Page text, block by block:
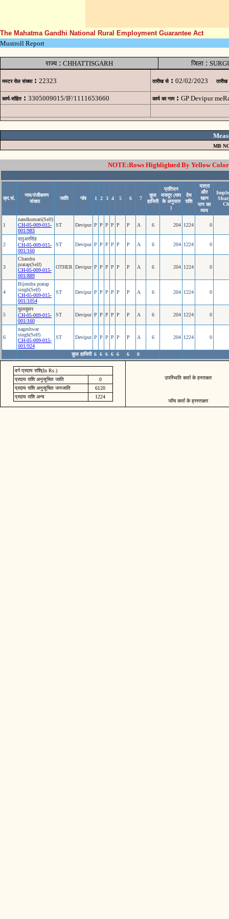
The Mahatma Gandhi National Rural Employment Guarantee Act
Mustroll Report
राज्य: CHHATTISGARH जिला:
मस्टर रोल संख्या : 22323 तारीख से : 02/02/2023 तारीख
कार्य-संहित : 3305009015/IF/1111653660 कार्य का नाम : GP Devipur
MB
NOTE:Rows Highlighted By Yellow
क्र.सं.
नाम/पंजीकरण
संख्या
जाति गांव 1 2 3 4 5 6 7
कुल
हाजिरी
प्रतिदन
मजदूर (माप
के अनुसार
)
देय
राशि
यात्रा
और
खान
पान का
व्यय
1
nandkumari(Self)
CH-05-009-015-
001/983
ST Devipur P P P P P P A 6 204 1224 0
2
दलुअरसिंह
CH-05-009-015-
001/160
ST Devipur P P P P P P A 6 204 1224 0
3
Chandra
pratap(Self)
CH-05-009-015-
001/889
OTHER Devipur P P P P P P A 6 204 1224 0
4
Bijendra pratap
singh(Self)
CH-05-009-015-
001/1054
ST Devipur P P P P P P A 6 204 1224 0
5
फुलकुवर
CH-05-009-015-
001/160
ST Devipur P P P P P P A 6 204 1224 0
6
nageshwar
singh(Self)
CH-05-009-015-
001/924
ST Devipur P P P P P P A 6 204 1224 0
कुल हाजिरी 6 6 6 6 6 6 0
वर्ग प्रदाय राशि(In Rs.)
प्रदाय राशि अनुसूचित जाति
0
प्रदाय राशि अनुसूचित जनजाति
6120
प्रदाय राशि अन्य
1224
उपस्थिति कर्ता के हस्ताक्षर
जॉच कर्ता के ह्रस्ताक्षर